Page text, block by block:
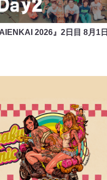
2026』2日目 8月1日